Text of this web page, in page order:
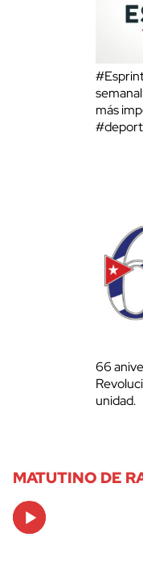
más
66
unidad.
MATUTINO DE
Audio
Player